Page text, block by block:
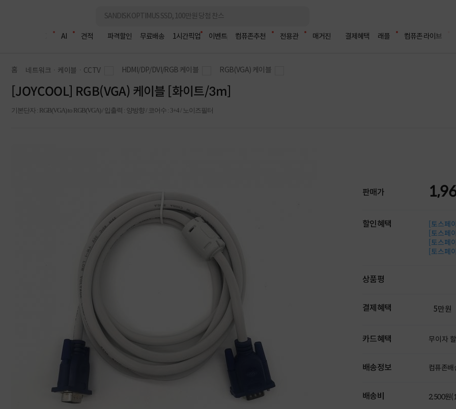
AI 견적 파격할인 무료배송 1시간픽업 이벤트 컴퓨존추천 전용관 매거진 결제혜택 래플 컴퓨존 라이브
홈 네트워크ㆍ케이블ㆍCCTV HDMI/DP/DVI/RGB 케이블 RGB(VGA) 케이블
[JOYCOOL] RGB(VGA) 케이블 [화이트/3m]
기본단자 : RGB(VGA) to RGB(VGA) / 입출력 : 양방향 / 코어수 : 3+4 / 노이즈필터
판매가
할인혜택
[토스페
[토스페
[토스페
[토스페
상품평
결제혜택 5만원
카드혜택 무이자
배송정보 컴퓨존배
배송비 2,500원